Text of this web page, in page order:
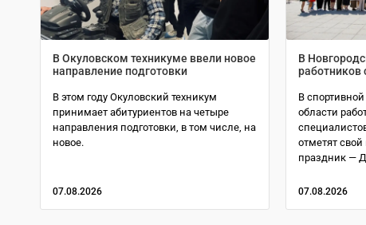
В Окуловском техникуме ввели новое
направление подготовки
В этом году Окуловский техникум
принимает абитуриентов на четыре
направления подготовки, в том числе, на
новое.
07.08.2026
В
работников
В
области
отметят
праздник —
07.08.2026